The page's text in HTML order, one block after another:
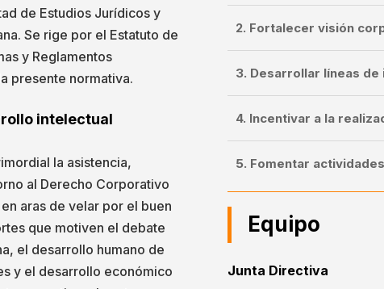
de Estudios Jurídicos y
Se rige por el Estatuto de
y Reglamentos
presente normativa.
intelectual
la asistencia,
al Derecho Corporativo
aras de velar por el buen
que motiven el debate
el desarrollo humano de
y el desarrollo económico
2. Fortalecer visión
3. Desarrollar líneas
4. Incentivar a la
5. Fomentar
Equipo
Junta Directiva